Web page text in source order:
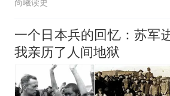
一个日本兵的回忆：苏军
我亲历了人间地狱